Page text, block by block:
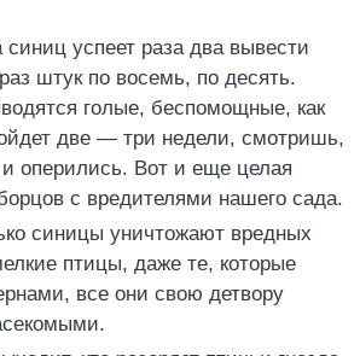
синиц успеет раза два вывести
штук по восемь, по десять.
голые, беспомощные, как
две — три недели, смотришь,
оперились. Вот и еще целая
с вредителями нашего сада.
синицы уничтожают вредных
птицы, даже те, которые
все они свою детвору